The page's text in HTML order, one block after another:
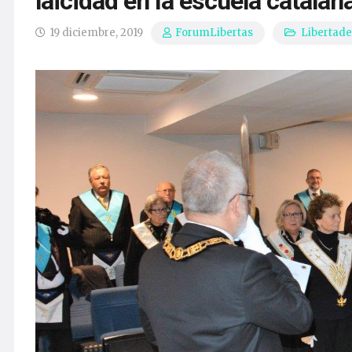
19 diciembre, 2019 ForumLibertas